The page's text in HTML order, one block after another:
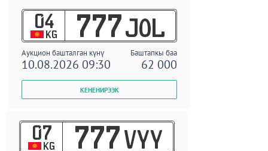
04
KG 777 JOL
Аукцион башталган күнү Баштапкы баа
10.08.2026 09:30 62 000
07
KG 777 VYY